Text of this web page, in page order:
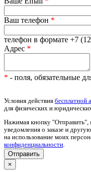
Ваш телефон *
телефон в формате +7
Адрес *
* - поля, обязательные
Условия действия бесплатной
для физических и
Нажимая кнопку "Отправить",
уведомления о заказе и
на использование моих
конфиденциальности
×